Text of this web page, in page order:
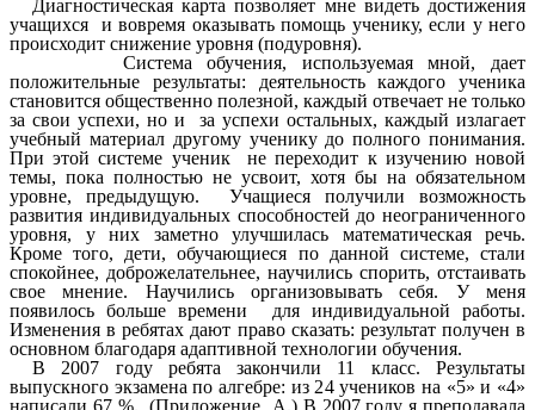
Диагностическая карта позволяет мне видеть достижения
учащихся и вовремя оказывать помощь ученику, если у него
происходит снижение уровня (подуровня).
Система обучения, используемая мной, дает
положительные результаты: деятельность каждого ученика
становится общественно полезной, каждый отвечает не только
за свои успехи, но и за успехи остальных, каждый излагает
учебный материал другому ученику до полного понимания.
При этой системе ученик не переходит к изучению новой
темы, пока полностью не усвоит, хотя бы на обязательном
уровне, предыдущую. Учащиеся получили возможность
развития индивидуальных способностей до неограниченного
уровня, у них заметно улучшилась математическая речь.
Кроме того, дети, обучающиеся по данной системе, стали
спокойнее, доброжелательнее, научились спорить, отстаивать
свое мнение. Научились организовывать себя. У меня
появилось больше времени для индивидуальной работы.
Изменения в ребятах дают право сказать: результат получен в
основном благодаря адаптивной технологии обучения.
В 2007 году ребята закончили 11 класс. Результаты
выпускного экзамена по алгебре: из 24 учеников на «5» и «4»
написали 67 %. (Приложение А.) В 2007 году я преподавала